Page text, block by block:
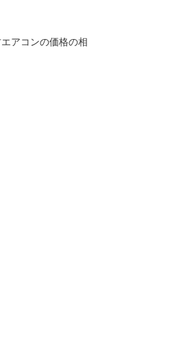
アコンの価格の相